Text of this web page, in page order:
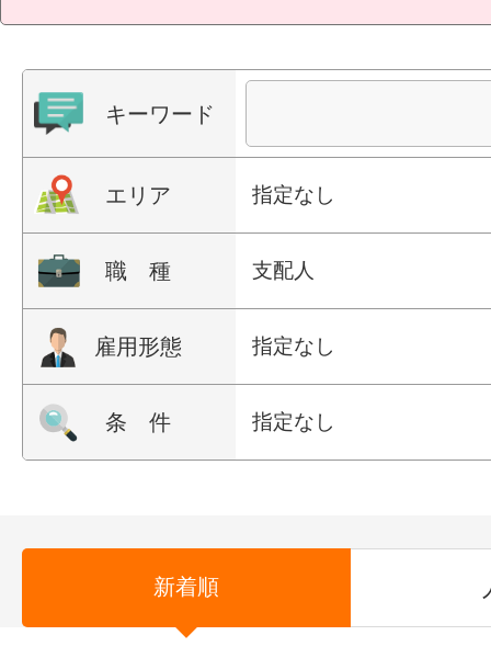
キーワード
エリア 指定なし
職 種 支配人
雇用形態 指定なし
条 件 指定なし
新着順